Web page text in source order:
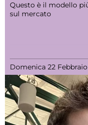
Questo è il modello
sul mercato
Domenica 22 Febbraio